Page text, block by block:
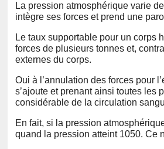
La pression atmosphérique varie
intègre ses forces et prend une
Le taux supportable pour un corps
forces de plusieurs tonnes et,
externes du corps.
Oui à l’annulation des forces pour
s’ajoute et prenant ainsi toutes les
considérable de la circulation
En fait, si la pression
quand la pression atteint 1050. Ce